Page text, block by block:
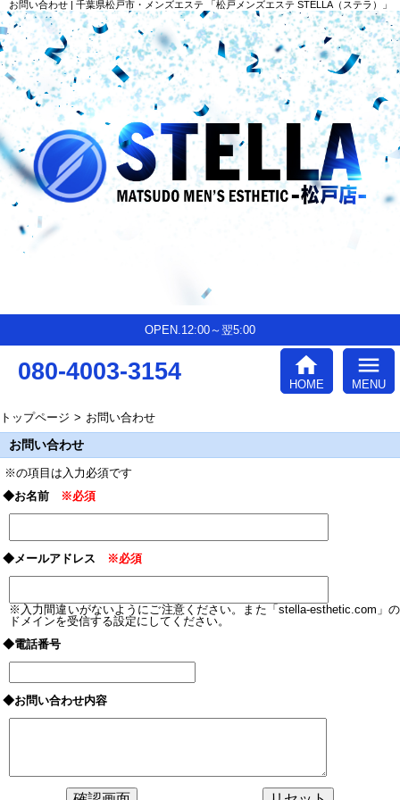
お問い合わせ | 千葉県松戸市・メンズエステ 「松戸メンズエステ STELLA（ステラ）」
OPEN.12:00～翌5:00
080-4003-3154 home
HOME
menu
MENU
トップページ お問い合わせ
お問い合わせ
※の項目は入力必須です
◆お名前
※必須
◆メールアドレス ※必須
※入力間違いがないようにご注意ください。また「stella-esthetic.com」の
ドメインを受信する設定にしてください。
◆電話番号
◆お問い合わせ内容